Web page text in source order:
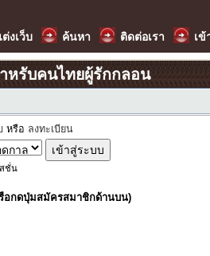
งเว็บ ค้นหา ติดต่อเรา เข้
รับคนไทยผู้รักกลอน
หรือ ลงทะเบียน
สชั่น
อกดปุ่มสมัครสมาชิกด้านบน)